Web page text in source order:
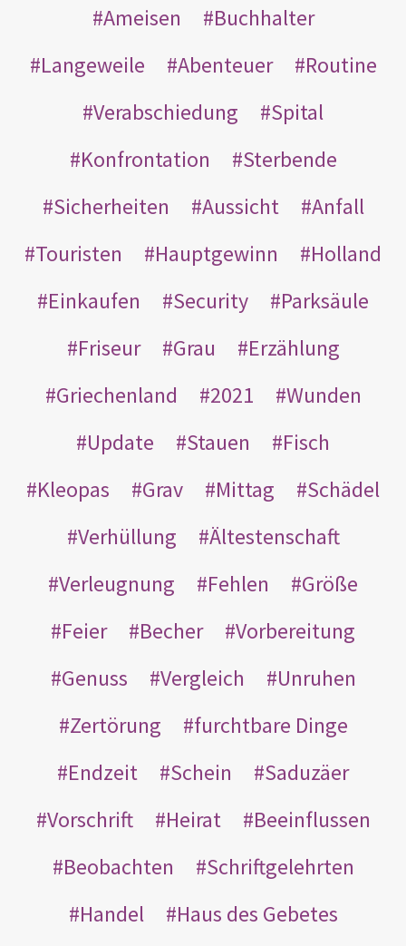
Ameisen
Buchhalter
Langeweile
Abenteuer
Routine
Verabschiedung
Spital
Konfrontation
Sterbende
Sicherheiten
Aussicht
Anfall
Touristen
Hauptgewinn
Holland
Einkaufen
Security
Parksäule
Friseur
Grau
Erzählung
Griechenland
2021
Wunden
Update
Stauen
Fisch
Kleopas
Grav Mittag
Schädel
Verhüllung
Ältestenschaft
Verleugnung
Fehlen
Größe
Feier
Becher
Vorbereitung
Genuss
Vergleich
Unruhen
Zertörung
furchtbare Dinge
Endzeit
Schein
Saduzäer
Vorschrift
Heirat
Beeinflussen
Beobachten
Schriftgelehrten
Handel
Haus des Gebetes